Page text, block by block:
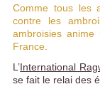
Comme tous les
contre les
ambroisies
France.
L’International
se fait le relai des